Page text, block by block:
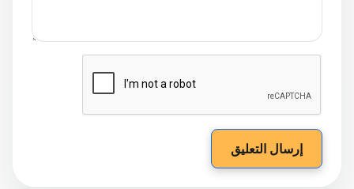
إرسال التعليق